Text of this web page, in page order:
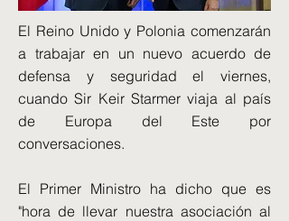
El Reino Unido y Polonia comenzarán
a trabajar en un nuevo acuerdo de
defensa y seguridad el viernes,
cuando Sir Keir Starmer viaja al país
de Europa del Este por
conversaciones.
El Primer Ministro ha dicho que es
"hora de llevar nuestra asociación al